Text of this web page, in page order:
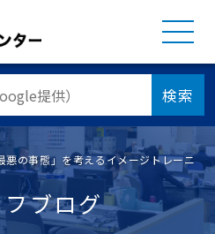
検索
悪の事態」を考えるイメージトレーニ
ブログ